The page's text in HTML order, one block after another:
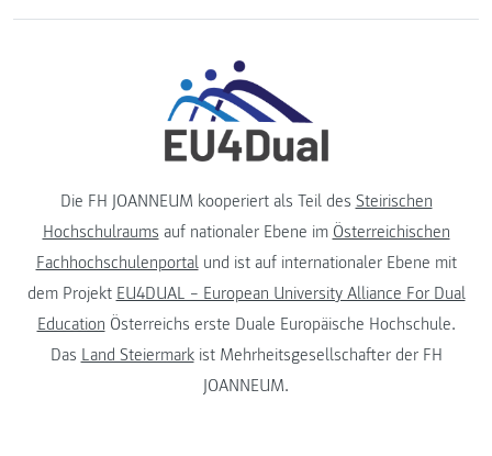
Die FH JOANNEUM kooperiert als Teil des Steirischen
Hochschulraums auf nationaler Ebene im Österreichischen
Fachhochschulenportalund ist auf internationaler Ebene mit
dem Projekt EU4DUAL – European University Alliance For Dual
Education Österreichs erste Duale Europäische Hochschule.
Das Land Steiermarkist Mehrheitsgesellschafter der FH
JOANNEUM.